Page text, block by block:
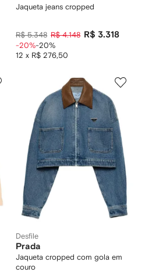
Jaqueta jeans cropped
R$ 5.348 R$ 4.148 R$ 3.318
12 x R$ 276,50
-20%-20%
Desfile
Prada
Jaqueta cropped com gola em
couro